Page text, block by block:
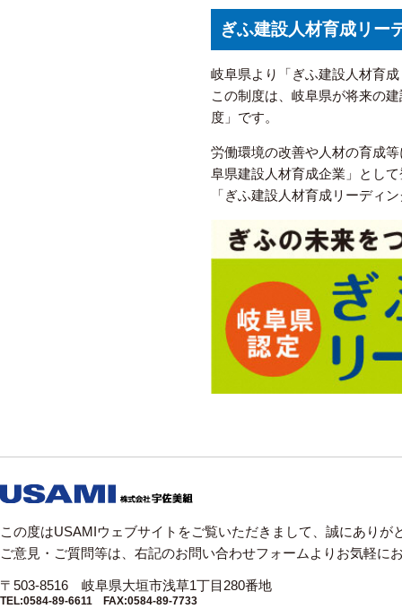
ぎふ建設人材育成リー
岐阜県より「ぎふ建設人材育
この制度は、岐阜県が将来の
度」です。
労働環境の改善や人材の育成
阜県建設人材育成企業」とし
「ぎふ建設人材育成リーディ
この度はUSAMIウェブサイトをご覧いただきまして、誠にありが
ご意見・ご質問等は、右記のお問い合わせフォームよりお気軽に
〒503-8516 岐阜県大垣市浅草1丁目280番地
TEL:0584-89-6611 FAX:0584-89-7733